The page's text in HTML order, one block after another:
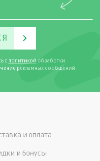
с политикой обработки
рекламных сообщений.
и оплата
и бонусы